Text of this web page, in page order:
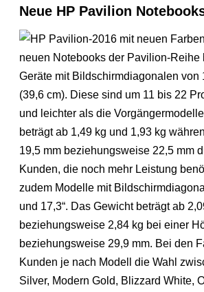
Neue HP Pavilion
neuen Notebooks der Pavilion-Reihe
Geräte mit Bildschirmdiagonalen von
(39,6 cm). Diese sind um 11 bis 22
und leichter als die
beträgt ab 1,49 kg und 1,93 kg
19,5 mm beziehungsweise 22,5 mm
Kunden, die noch mehr Leistung
zudem Modelle mit
und 17,3“. Das Gewicht beträgt ab
beziehungsweise 2,84 kg bei einer
beziehungsweise 29,9 mm. Bei den
Kunden je nach Modell die Wahl
Silver, Modern Gold, Blizzard White,